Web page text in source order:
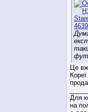
Це
Для
на